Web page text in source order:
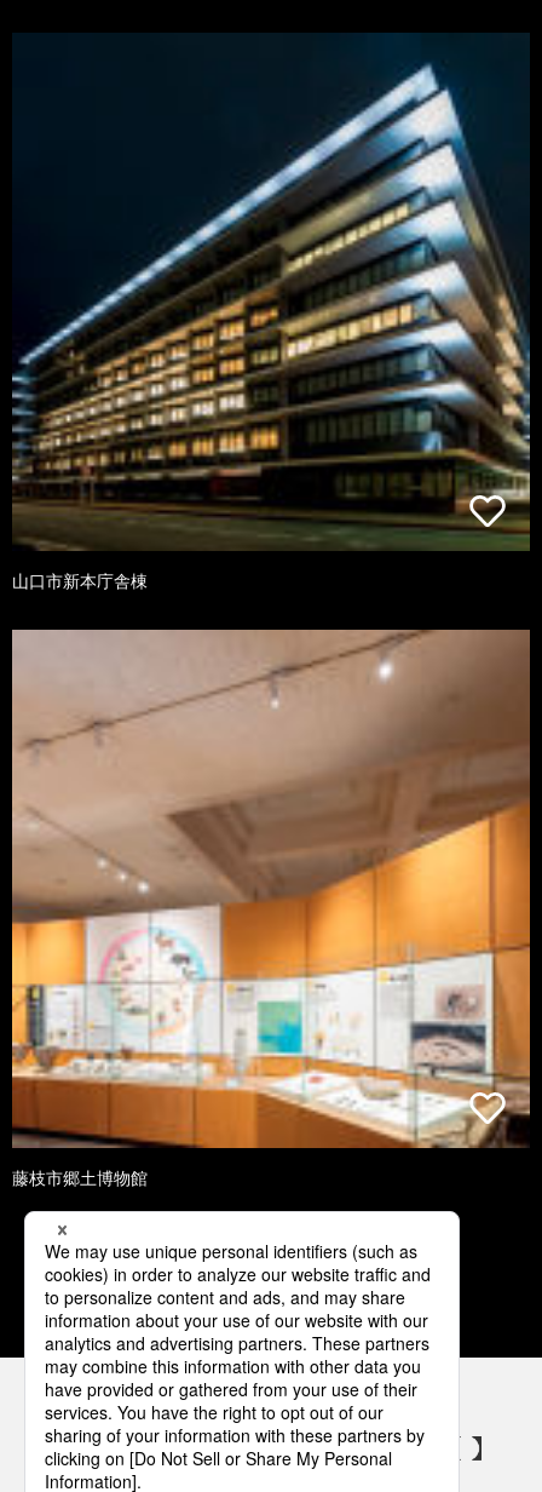
山口市新本庁舎棟
藤枝市郷土博物館
1 2 3 4 5
パナソニックの電気設備 SNSアカウント